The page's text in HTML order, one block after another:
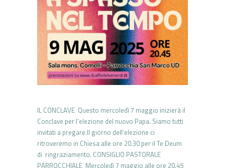
IL CONCLAVE Questo mercoledì 7 maggio inizierà il
Conclave per l’elezione del nuovo Papa. Siamo tutti
invitati a pregare.Il giorno dell’elezione ci
ritroveremo in Chiesa alle ore 20.30 per il Te Deum
di ringraziamento. CONSIGLIO PASTORALE
PARROCCHIALE Mercoledì 7 maggio alle ore 20.45